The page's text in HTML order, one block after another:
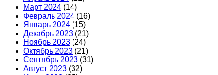
Март 2024 (14)
Февраль 2024 (16)
Январь 2024 (15)
Декабрь 2023 (21)
Ноябрь 2023 (24)
Октябрь 2023 (21)
Сентябрь 2023 (31)
Август 2023 (32)